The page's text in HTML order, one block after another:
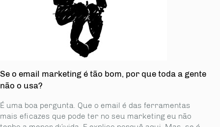
Se o email marketing é tão bom, por que toda a gente
não o usa?
É uma boa pergunta. Que o email é das ferramentas
mais eficazes que pode ter no seu marketing eu não